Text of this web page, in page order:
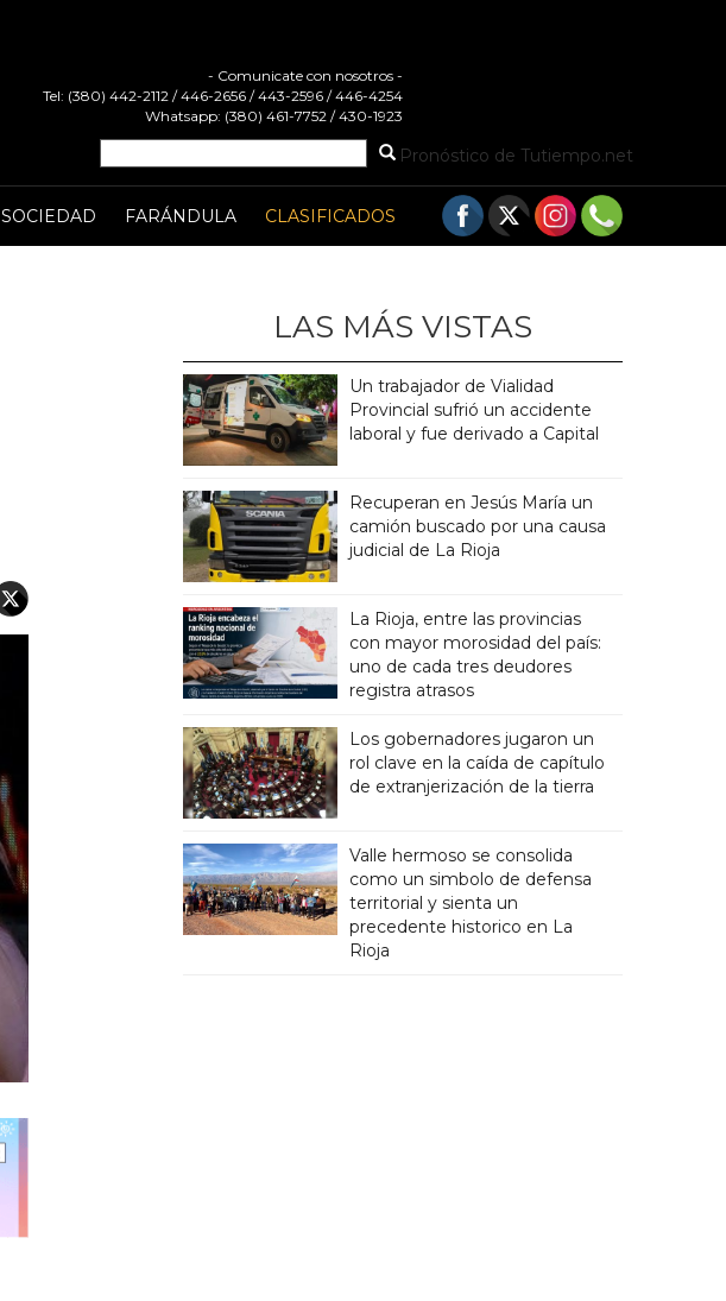
- Comunicate con nosotros -
Tel: (380) 442-2112 / 446-2656 / 443-2596 / 446-4254
Whatsapp: (380) 461-7752 / 430-1923
Pronóstico de Tutiempo.net
SOCIEDAD FARÁNDULA CLASIFICADOS
LAS MÁS VISTAS
Un trabajador de Vialidad
Provincial sufrió un accidente
laboral y fue derivado a Capital
Recuperan en Jesús María un
camión buscado por una causa
judicial de La Rioja
La Rioja, entre las provincias
con mayor morosidad del país:
uno de cada tres deudores
registra atrasos
Los gobernadores jugaron un
rol clave en la caída de capítulo
de extranjerización de la tierra
Valle hermoso se consolida
como un simbolo de defensa
territorial y sienta un
precedente historico en La
Rioja